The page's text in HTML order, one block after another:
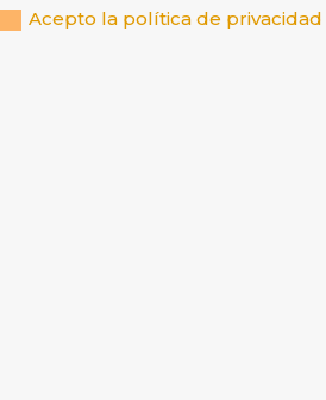
Acepto la política de privacidad